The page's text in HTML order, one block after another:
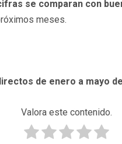
se comparan con
meses.
de enero a mayo
Valora este contenido.